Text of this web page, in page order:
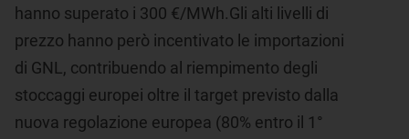
hanno superato i 300 €/MWh.Gli alti livelli di
prezzo hanno però incentivato le importazioni
di GNL, contribuendo al riempimento degli
stoccaggi europei oltre il target previsto dalla
nuova regolazione europea (80% entro il 1°